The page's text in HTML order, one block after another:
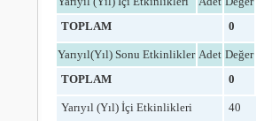
TOPLAM
0
Yarıyıl(Yıl) Sonu Etkinlikler Adet Değer
TOPLAM
0
Yarıyıl (Yıl) İçi Etkinlikleri 40